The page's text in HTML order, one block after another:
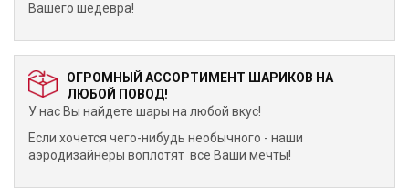
Вашего шедевра!
ОГРОМНЫЙ АССОРТИМЕНТ ШАРИКОВ НА
ЛЮБОЙ ПОВОД!
У нас Вы найдете шары на любой вкус!
Если хочется чего-нибудь необычного - наши
аэродизайнеры воплотят все Ваши мечты!